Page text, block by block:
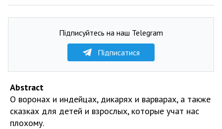
Підписуйтесь на наш Telegram
Підписатися
Abstract
О воронах и индейцах, дикарях и варварах, а также
сказках для детей и взрослых, которые учат нас
плохому.